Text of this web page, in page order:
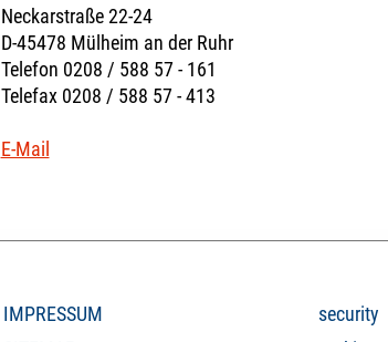
Neckarstraße 22-24
D-45478 Mülheim an der Ruhr
Telefon 0208 / 588 57 - 161
Telefax 0208 / 588 57 - 413
E-Mail
IMPRESSUM
security